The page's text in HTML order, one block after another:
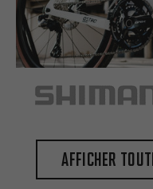
Afficher